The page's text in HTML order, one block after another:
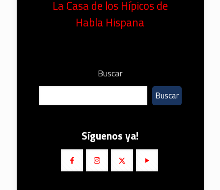
La Casa de los Hípicos de
Habla Hispana
Buscar
Buscar
Síguenos ya!